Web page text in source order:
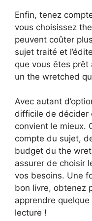
Enfin, tenez
vous choisissez
peuvent coûter
sujet traité et
que vous êtes prêt
un the wretched
Avec autant
difficile de décider
convient le mieux.
compte du sujet,
budget du the
assurer de choisir
vos besoins. Une
bon livre, obtenez
apprendre
lecture !